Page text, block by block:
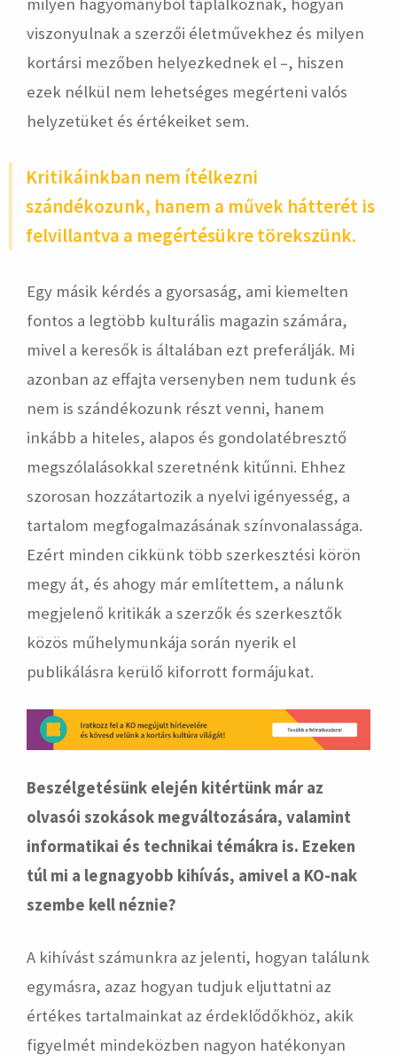
milyen hagyományból táplálkoznak, hogyan
viszonyulnak a szerzői életművekhez és milyen
kortársi mezőben helyezkednek el –, hiszen
ezek nélkül nem lehetséges megérteni valós
helyzetüket és értékeiket sem.
Kritikáinkban nem ítélkezni
szándékozunk, hanem a művek hátterét is
felvillantva a megértésükre törekszünk.
Egy másik kérdés a gyorsaság, ami kiemelten
fontos a legtöbb kulturális magazin számára,
mivel a keresők is általában ezt preferálják. Mi
azonban az effajta versenyben nem tudunk és
nem is szándékozunk részt venni, hanem
inkább a hiteles, alapos és gondolatébresztő
megszólalásokkal szeretnénk kitűnni. Ehhez
szorosan hozzátartozik a nyelvi igényesség, a
tartalom megfogalmazásának színvonalassága.
Ezért minden cikkünk több szerkesztési körön
megy át, és ahogy már említettem, a nálunk
megjelenő kritikák a szerzők és szerkesztők
közös műhelymunkája során nyerik el
publikálásra kerülő kiforrott formájukat.
Beszélgetésünk elején kitértünk már az
olvasói szokások megváltozására, valamint
informatikai és technikai témákra is. Ezeken
túl mi a legnagyobb kihívás, amivel a KO-nak
szembe kell néznie?
A kihívást számunkra az jelenti, hogyan találunk
egymásra, azaz hogyan tudjuk eljuttatni az
értékes tartalmainkat az érdeklődőkhöz, akik
figyelmét mindeközben nagyon hatékonyan